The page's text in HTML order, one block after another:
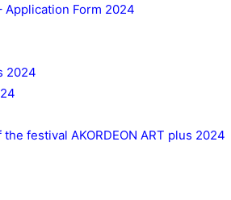
Application Form 2024
2024
festival AKORDEON ART plus 2024